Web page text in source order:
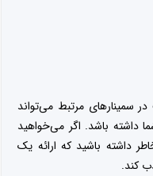
در سمینارهای مرتبط می‌تواند
داشته باشد. اگر می‌خواهید
داشته باشید که ارائه یک
کند.